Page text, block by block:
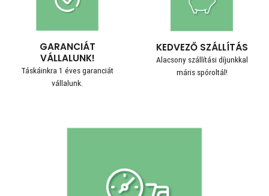
GARANCIÁT
VÁLLALUNK!
Táskáinkra 1 éves garanciát
vállalunk.
KEDVEZŐ SZÁLLÍTÁS
Alacsony szállítási díjunkkal
máris spóroltál!